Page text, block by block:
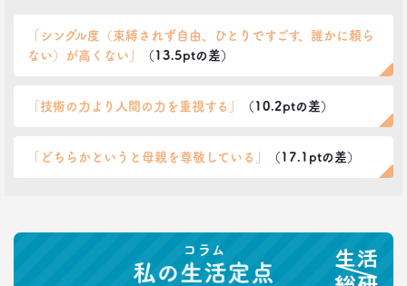
「シングル度（束縛されず自由、ひとりですごす、誰かに頼ら
ない）が高くない」
（13.5ptの差）
「技術の力より人間の力を重視する」 （10.2ptの差）
「どちらかというと母親を尊敬している」 （17.1ptの差）
コラム
私の生活定点